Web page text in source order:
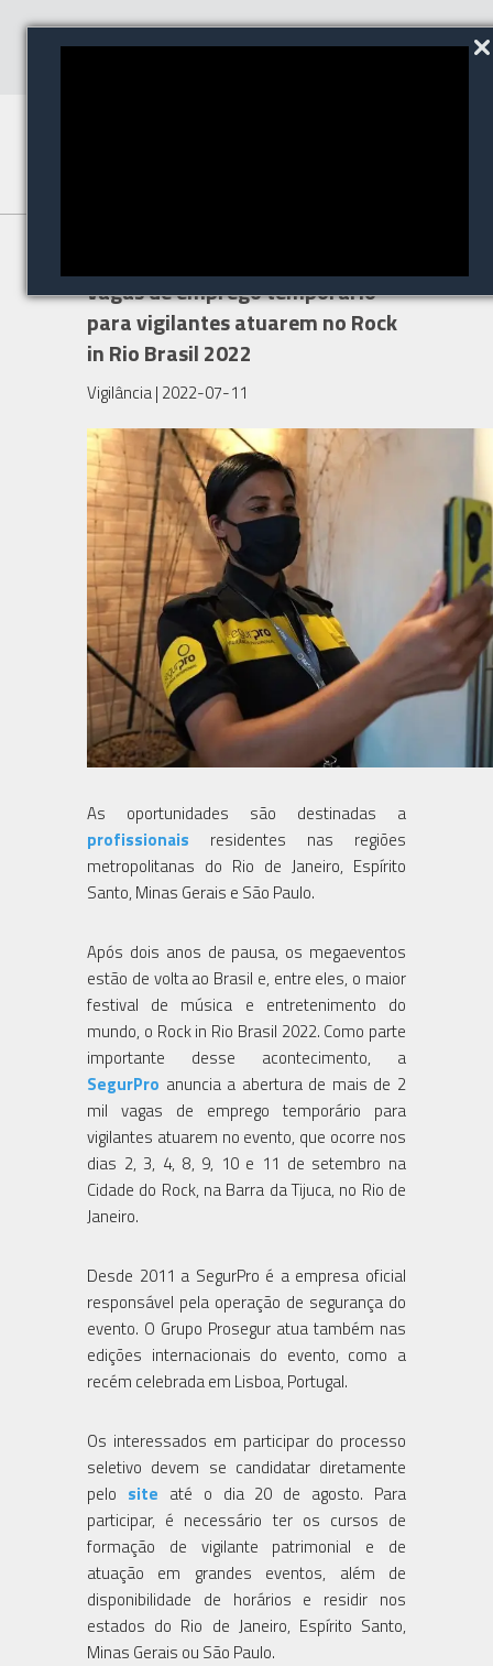
vagas de emprego temporário
para vigilantes atuarem no Rock
in Rio Brasil 2022
Vigilância| 2022-07-11
As oportunidades são destinadas a
profissionais residentes nas regiões
metropolitanas do Rio de Janeiro, Espírito
Santo, Minas Gerais e São Paulo.
Após dois anos de pausa, os megaeventos
estão de volta ao Brasil e, entre eles, o maior
festival de música e entretenimento do
mundo, o Rock in Rio Brasil 2022. Como parte
importante desse acontecimento, a
SegurPro anuncia a abertura de mais de 2
mil vagas de emprego temporário para
vigilantes atuarem no evento, que ocorre nos
dias 2, 3, 4, 8, 9, 10 e 11 de setembro na
Cidade do Rock, na Barra da Tijuca, no Rio de
Janeiro.
Desde 2011 a SegurPro é a empresa oficial
responsável pela operação de segurança do
evento. O Grupo Prosegur atua também nas
edições internacionais do evento, como a
recém celebrada em Lisboa, Portugal.
Os interessados em participar do processo
seletivo devem se candidatar diretamente
pelo site até o dia 20 de agosto. Para
participar, é necessário ter os cursos de
formação de vigilante patrimonial e de
atuação em grandes eventos, além de
disponibilidade de horários e residir nos
estados do Rio de Janeiro, Espírito Santo,
Minas Gerais ou São Paulo.